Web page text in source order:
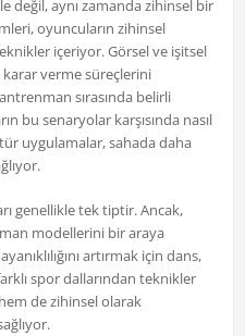
değil, aynı zamanda zihinsel bir
oyuncuların zihinsel
içeriyor. Görsel ve işitsel
karar verme süreçlerini
sırasında belirli
bu senaryolar karşısında nasıl
uygulamalar, sahada daha
genellikle tek tiptir. Ancak,
modellerini bir araya
artırmak için dans,
spor dallarından teknikler
de zihinsel olarak